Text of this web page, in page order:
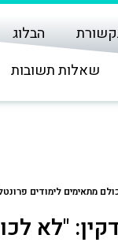
הבלוג
שאלות תשובות
מתאימים לימודים
"לא